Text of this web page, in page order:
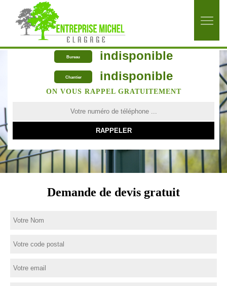
Bureau indisponible
Chantier indisponible
ON VOUS RAPPEL GRATUITEMENT
Demande de devis gratuit